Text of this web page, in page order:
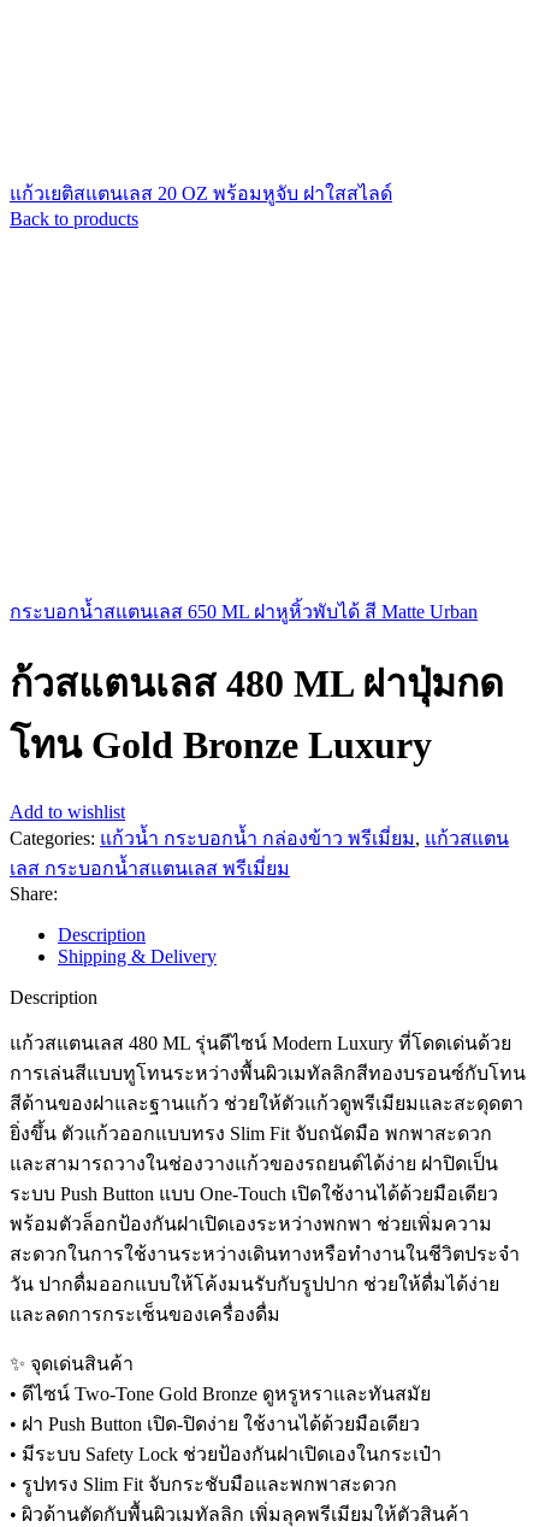
แก้วเยติสแตนเลส 20 OZ พร้อมหูจับ ฝาใสสไลด์
Back to products
กระบอกน้ำสแตนเลส 650 ML ฝาหูหิ้วพับได้ สี Matte Urban
ก้วสแตนเลส 480 ML ฝาปุ่มกด
โทน Gold Bronze Luxury
Add to wishlist
Categories: แก้วน้ำ กระบอกน้ำ กล่องข้าว พรีเมี่ยม, แก้วสแตน
เลส กระบอกน้ำสแตนเลส พรีเมี่ยม
Share:
Description
Shipping & Delivery
Description
แก้วสแตนเลส 480 ML รุ่นดีไซน์ Modern Luxury ที่โดดเด่นด้วย
การเล่นสีแบบทูโทนระหว่างพื้นผิวเมทัลลิกสีทองบรอนซ์กับโทน
สีด้านของฝาและฐานแก้ว ช่วยให้ตัวแก้วดูพรีเมียมและสะดุดตา
ยิ่งขึ้น ตัวแก้วออกแบบทรง Slim Fit จับถนัดมือ พกพาสะดวก
และสามารถวางในช่องวางแก้วของรถยนต์ได้ง่าย ฝาปิดเป็น
ระบบ Push Button แบบ One-Touch เปิดใช้งานได้ด้วยมือเดียว
พร้อมตัวล็อกป้องกันฝาเปิดเองระหว่างพกพา ช่วยเพิ่มความ
สะดวกในการใช้งานระหว่างเดินทางหรือทำงานในชีวิตประจำ
วัน ปากดื่มออกแบบให้โค้งมนรับกับรูปปาก ช่วยให้ดื่มได้ง่าย
และลดการกระเซ็นของเครื่องดื่ม
✨ จุดเด่นสินค้า
• ดีไซน์ Two-Tone Gold Bronze ดูหรูหราและทันสมัย
• ฝา Push Button เปิด-ปิดง่าย ใช้งานได้ด้วยมือเดียว
• มีระบบ Safety Lock ช่วยป้องกันฝาเปิดเองในกระเป๋า
• รูปทรง Slim Fit จับกระชับมือและพกพาสะดวก
• ผิวด้านตัดกับพื้นผิวเมทัลลิก เพิ่มลุคพรีเมียมให้ตัวสินค้า